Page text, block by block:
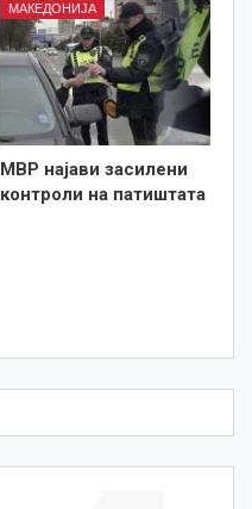
МАКЕДОНИЈА
МВР најави засилени
контроли на патиштата